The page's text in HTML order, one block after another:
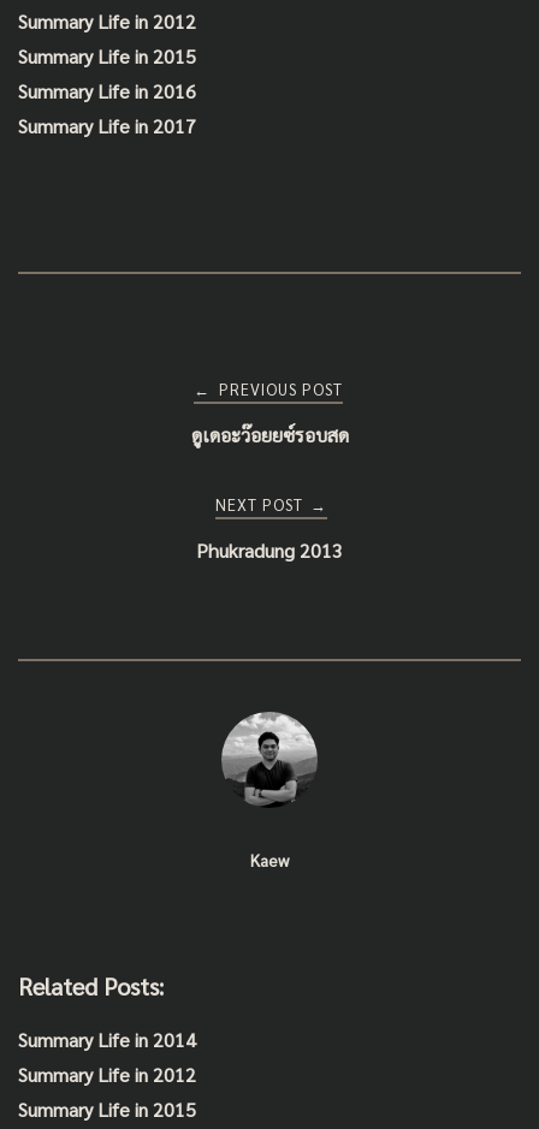
o
o
k
Summary Life in 2012
Summary Life in 2015
Summary Life in 2016
Summary Life in 2017
← PREVIOUS POST
ดูเดอะว๊อยยซ์รอบสด
NEXT POST →
Phukradung 2013
Kaew
Related Posts:
Summary Life in 2014
Summary Life in 2012
Summary Life in 2015